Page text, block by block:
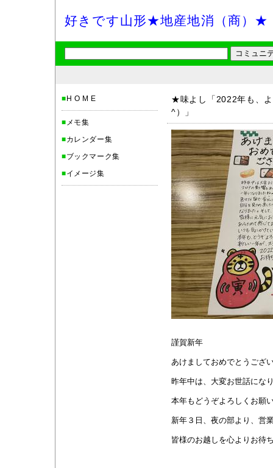
好きです山形★地産地消（商）★
■ H O M E
■ メモ集
■カレンダー集
■ブックマーク集
■イメージ集
★味よし「2022年も、
^）」
謹賀新年
あけましておめでとうござ
昨年中は、大変お世話にな
本年もどうぞよろしくお願
新年３日、夜の部より、営
皆様のお越しを心よりお待